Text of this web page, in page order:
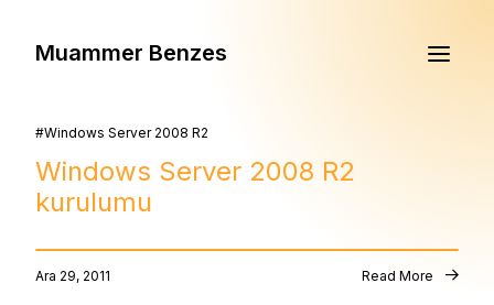
Muammer Benzes
Windows Server 2008 R2
Windows Server 2008 R2
kurulumu
Ara 29, 2011 Read More